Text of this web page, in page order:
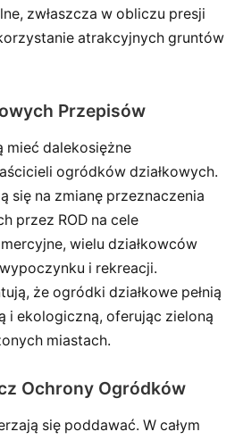
zwłaszcza w obliczu presji
atrakcyjnych gruntów
Przepisów
mieć dalekosiężne
ogródków działkowych.
się na zmianę przeznaczenia
przez ROD na cele
wielu działkowców
i rekreacji.
że ogródki działkowe pełnią
i ekologiczną, oferując zieloną
miastach.
Ochrony Ogródków
się poddawać. W całym